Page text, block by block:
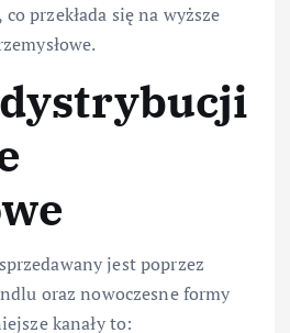
przekłada się na wyższe
dystrybucji
jest poprzez
oraz nowoczesne formy
kanały to: